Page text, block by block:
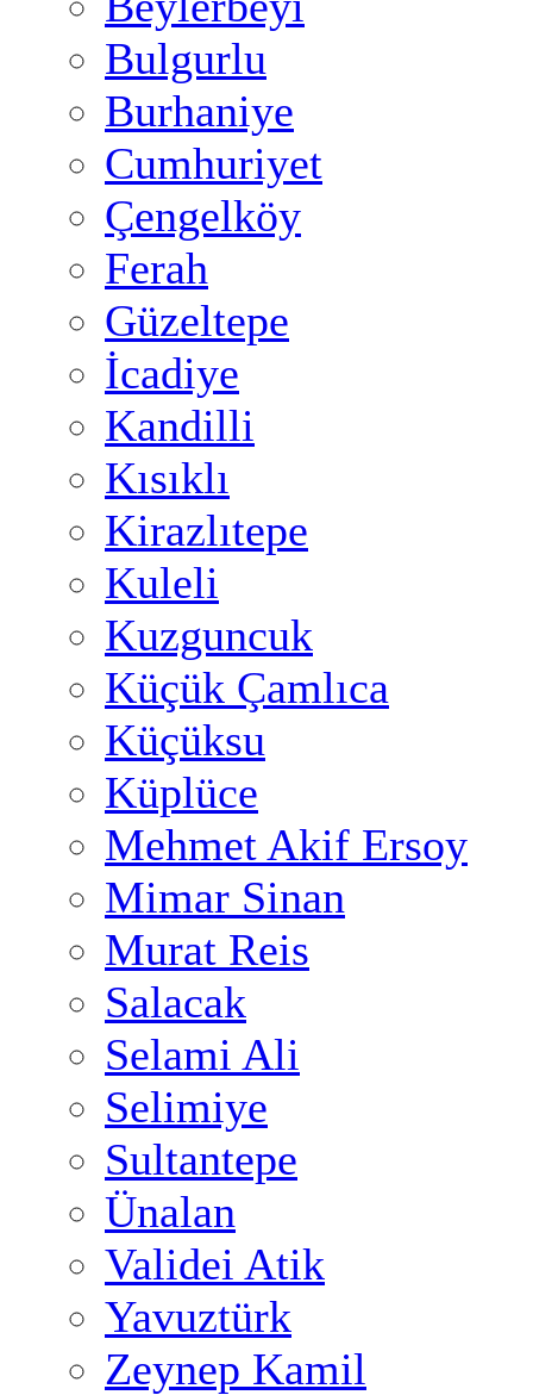
Bulgurlu
Burhaniye
Cumhuriyet
Çengelköy
Ferah
Güzeltepe
İcadiye
Kandilli
Kısıklı
Kirazlıtepe
Kuleli
Kuzguncuk
Küçük Çamlıca
Küçüksu
Küplüce
Mehmet Akif Ersoy
Mimar Sinan
Murat Reis
Salacak
Selami Ali
Selimiye
Sultantepe
Ünalan
Validei Atik
Yavuztürk
Zeynep Kamil